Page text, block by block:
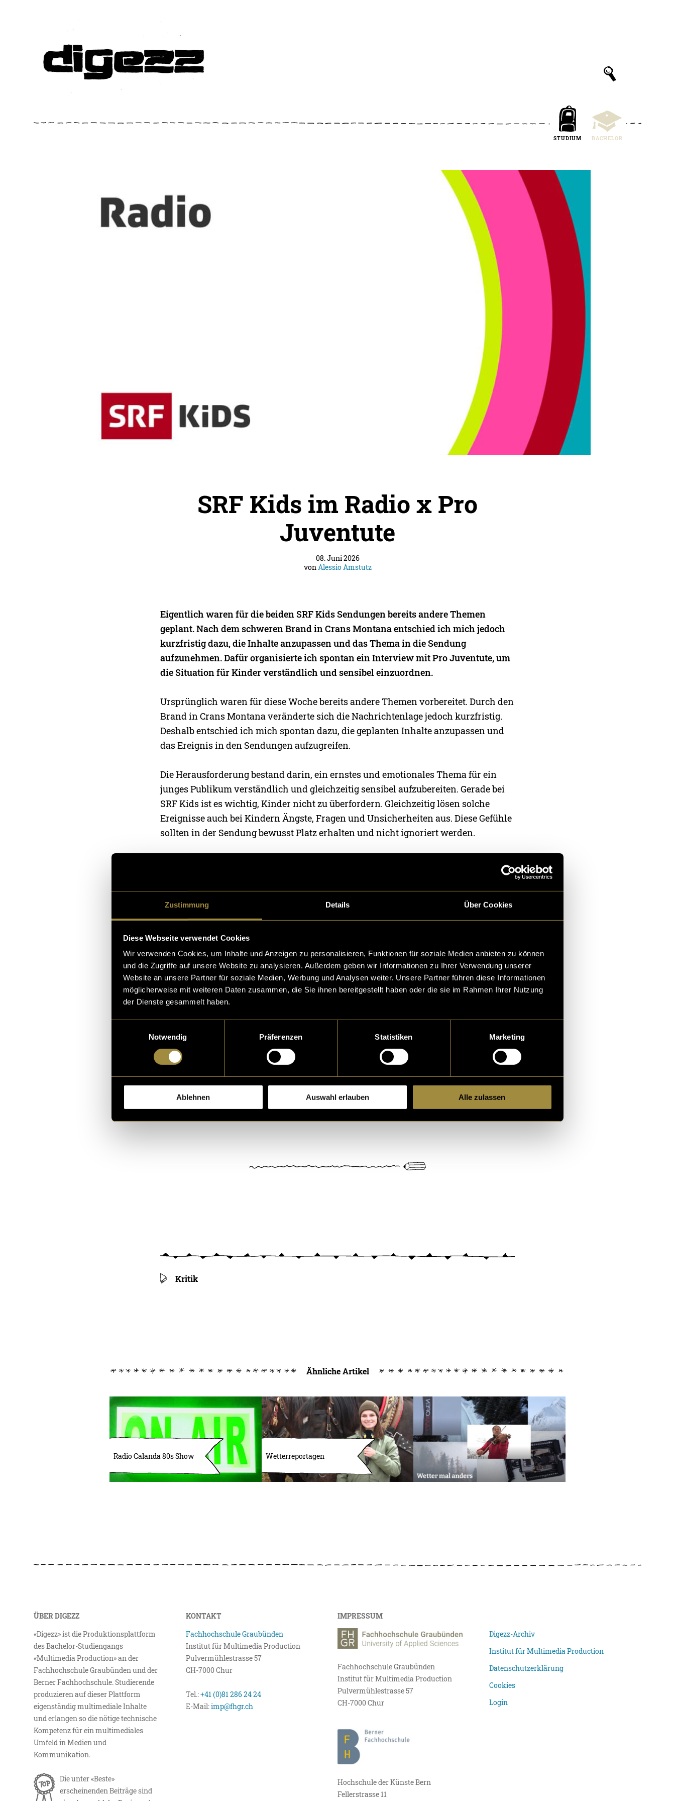
Zustimmung Details Über Cookies
Diese Webseite verwendet Cookies
Wir verwenden Cookies, um Inhalte und Anzeigen zu personalisieren, Funktionen für soziale Medien anbieten zu können
und die Zugriffe auf unsere Website zu analysieren. Außerdem geben wir Informationen zu Ihrer Verwendung unserer
Website an unsere Partner für soziale Medien, Werbung und Analysen weiter. Unsere Partner führen diese Informationen
möglicherweise mit weiteren Daten zusammen, die Sie ihnen bereitgestellt haben oder die sie im Rahmen Ihrer Nutzung
der Dienste gesammelt haben.
Notwendig
Präferenzen Statistiken Marketing
Ablehnen Auswahl erlauben Alle zulassen
STUDIUM BACHELOR
SRF Kids im Radio x Pro
Juventute
08. Juni 2026
vonAlessio Amstutz
Eigentlich waren für die beiden SRF Kids Sendungen bereits andere Themen
geplant. Nach dem schweren Brand in Crans Montana entschied ich mich jedoch
kurzfristig dazu, die Inhalte anzupassen und das Thema in die Sendung
aufzunehmen. Dafür organisierte ich spontan ein Interview mit Pro Juventute, um
die Situation für Kinder verständlich und sensibel einzuordnen.
Ursprünglich waren für diese Woche bereits andere Themen vorbereitet. Durch den
Brand in Crans Montana veränderte sich die Nachrichtenlage jedoch kurzfristig.
Deshalb entschied ich mich spontan dazu, die geplanten Inhalte anzupassen und
das Ereignis in den Sendungen aufzugreifen.
Die Herausforderung bestand darin, ein ernstes und emotionales Thema für ein
junges Publikum verständlich und gleichzeitig sensibel aufzubereiten. Gerade bei
SRF Kids ist es wichtig, Kinder nicht zu überfordern. Gleichzeitig lösen solche
Ereignisse auch bei Kindern Ängste, Fragen und Unsicherheiten aus. Diese Gefühle
sollten in der Sendung bewusst Platz erhalten und nicht ignoriert werden.
Um zusätzliche Einordnung in die Sendung zu bringen, organisierte ich kurzfristig
passiert ist, sondern ihnen auch Sicherheit zu vermitteln und mögliche Ängste
ernst zu nehmen. Das Interview half dabei, die Perspektive von Kindern stärker
mitzudenken und konkrete Fragen verständlich zu beantworten.
Trotz des Zeitdrucks gelang es, die Sendungen aktuell sowie ruhig und
verständlich zu gestalten. Gerade die spontane Anpassung zeigte mir, wie wichtig
Flexibilität und schnelle journalistische Entscheidungen im Live Radio Alltag sind.
Die Sendungen können unter folgendem Link nachgehört
werden:https://www.srf.ch/audio/srf-kids-im-radio/mit-deiner-lieblingsmusik-
ins-neue-jahr?id=AUDI20260110_NR_0036
https://www.srf.ch/audio/srf-kids-im-radio/wenn-nachrichten-traurig-machen?
id=AUDI20260111_NR_0037
(mmi)
Kritik
Ähnliche Artikel
Radio Calanda 80s Show Wetterreportagen
ÜBER DIGEZZ
«Digezz» ist die Produktionsplattform
des Bachelor-Studiengangs
«Multimedia Production» an der
Fachhochschule Graubünden und der
Berner Fachhochschule. Studierende
produzieren auf dieser Plattform
eigenständig multimediale Inhalte
und erlangen so die nötige technische
Kompetenz für ein multimediales
Umfeld in Medien und
Kommunikation.
Die unter «Beste»
erscheinenden Beiträge sind
KONTAKT
Fachhochschule Graubünden
Institut für Multimedia Production
Pulvermühlestrasse 57
CH-7000 Chur
Tel.:+41 (0)81 286 24 24
E-Mail:imp@fhgr.ch
IMPRESSUM
Fachhochschule Graubünden
Institut für Multimedia Production
Pulvermühlestrasse 57
CH-7000 Chur
Hochschule der Künste Bern
Fellerstrasse 11
Digezz-Archiv
Institut für Multimedia Production
Datenschutzerklärung
Cookies
Login